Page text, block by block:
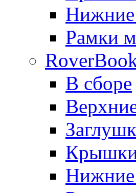
Нижние
Рамки
В сборе
Нижние